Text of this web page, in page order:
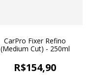
CarPro Fixer Refino
(Medium Cut) - 250ml
R$154,90